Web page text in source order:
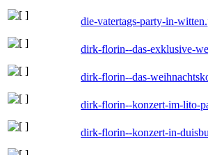
die-vatertags-party-in-
dirk-florin--das-exklusive-
dirk-florin--das-
dirk-florin--konzert-im-lito-
dirk-florin--konzert-in-